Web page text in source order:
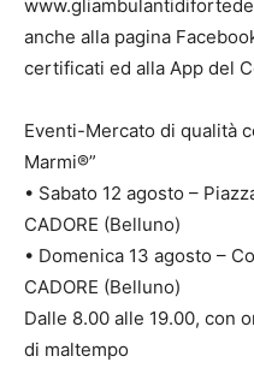
anche alla pagina
certificati ed alla App del
Eventi-Mercato di qualità
Marmi®”
• Sabato 12 agosto –
CADORE (Belluno)
• Domenica 13 agosto –
CADORE (Belluno)
Dalle 8.00 alle 19.00, con
di maltempo